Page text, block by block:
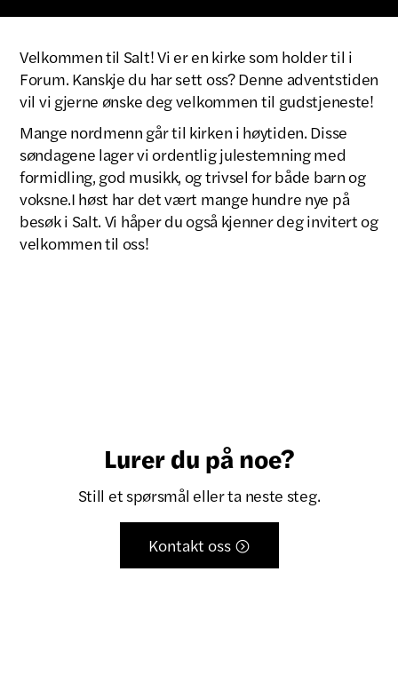
Velkommen til Salt! Vi er en kirke som holder til i
Forum. Kanskje du har sett oss? Denne adventstiden
vil vi gjerne ønske deg velkommen til gudstjeneste!
Mange nordmenn går til kirken i høytiden. Disse
søndagene lager vi ordentlig julestemning med
formidling, god musikk, og trivsel for både barn og
voksne.I høst har det vært mange hundre nye på
besøk i Salt. Vi håper du også kjenner deg invitert og
velkommen til oss!
Lurer du på noe?
Still et spørsmål eller ta neste steg.
Kontakt oss 